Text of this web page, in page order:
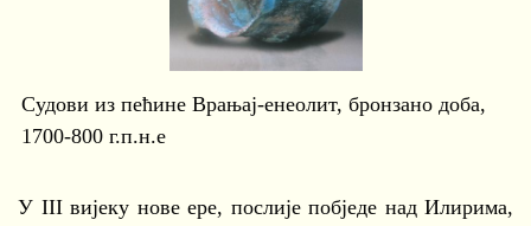
Судови из пећине Врањај-енеолит, бронзано доба,
1700-800 г.п.н.е
У III вијеку нове ере, послије побједе над Илирима,